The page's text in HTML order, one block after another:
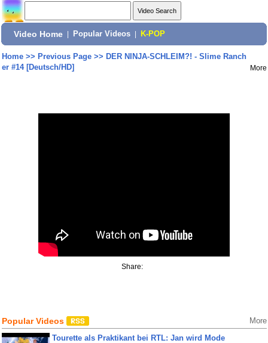
Video Home Popular Videos K-POP
Home>> Previous Page>> DER NINJA-SCHLEIM?! - Slime Ranch
er #14 [Deutsch/HD]
More
Share:
Popular Videos More
Tourette als Praktikant bei RTL: Jan wird Mode